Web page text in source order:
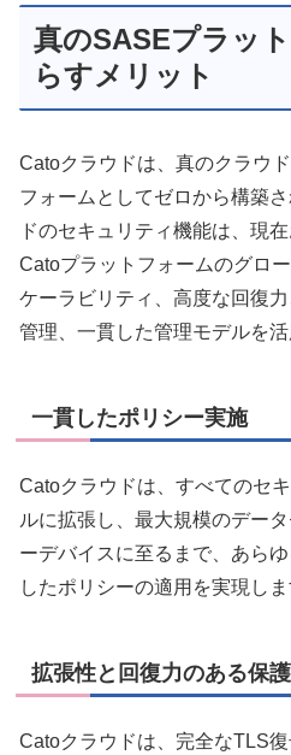
真のSASEプラッ
らすメリット
Catoクラウドは、真のクラウ
フォームとしてゼロから構築
ドのセキュリティ機能は、現
Catoプラットフォームのグロ
ケーラビリティ、高度な回復
管理、一貫した管理モデルを活
一貫したポリシー実施
Catoクラウドは、すべてのセ
ルに拡張し、最大規模のデー
ーデバイスに至るまで、あら
したポリシーの適用を実現しま
拡張性と回復力のある保護
Catoクラウドは、完全なTLS